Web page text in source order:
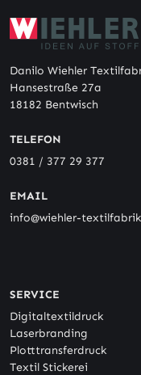
Danilo Wiehler
Hansestraße 27a
18182 Bentwisch
TELEFON
0381 / 377 29 377
EMAIL
info@wiehler-
SERVICE
Digitaltextildruck
Laserbranding
Plotttransferdruck
Textil Stickerei